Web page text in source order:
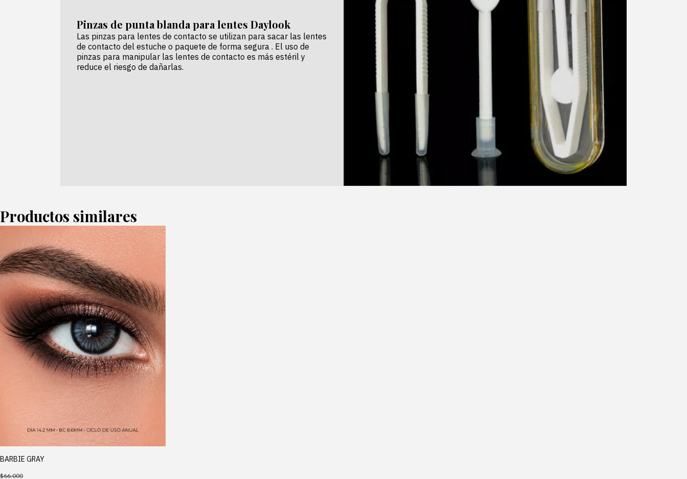
Pinzas de punta blanda para lentes Daylook
Las pinzas para lentes de contacto se utilizan para sacar las lentes
de contacto del estuche o paquete de forma segura . El uso de
pinzas para manipular las lentes de contacto es más estéril y
reduce el riesgo de dañarlas.
Productos similares
BARBIE GRAY
$66.000